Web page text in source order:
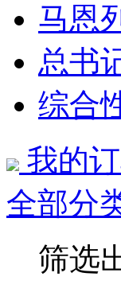
马恩
总书
综合
我的
全部分
筛选